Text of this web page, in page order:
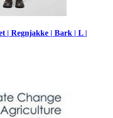
| Regnjakke | Bark | L |